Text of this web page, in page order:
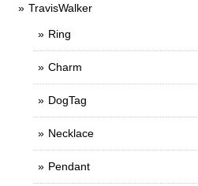
TravisWalker
Ring
Charm
DogTag
Necklace
Pendant